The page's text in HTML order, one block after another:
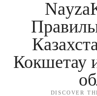
Кокшетау
DISCOVER